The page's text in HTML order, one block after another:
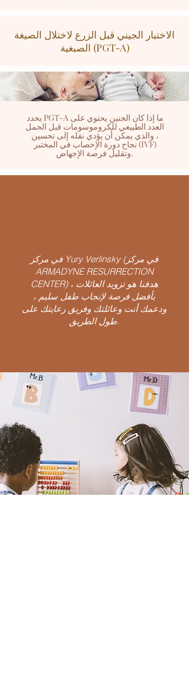
الاختبار الجيني قبل الزرع لاختلال الصيغة
الصبغية (PGT-A)
يحدد PGT-A ما إذا كان الجنين يحتوي على
العدد الطبيعي للكروموسومات قبل الحمل
، والذي يمكن أن يؤدي نقله إلى تحسين
نجاح دورة الإخصاب في المختبر (IVF)
وتقليل فرصة الإجهاض.
في مركز Yury Verlinsky (في مركز
ARMADYNE RESURRECTION
CENTER) ، هدفنا هو تزويد العائلات
بأفضل فرصة لإنجاب طفل سليم ،
ودعمك أنت وعائلتك وفريق رعايتك على
طول الطريق.